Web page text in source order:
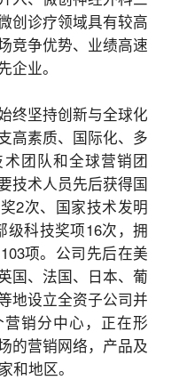
创诊疗领域具有较高
竞争优势、业绩高速
企业。
终坚持创新与全球化
高素质、国际化、多
团队和全球营销团
技术人员先后获得国
2次、国家技术发明
级科技奖项16次，拥
项。公司先后在美
国、法国、日本、葡
地设立全资子公司并
销分中心，正在形
的营销网络，产品及
和地区。